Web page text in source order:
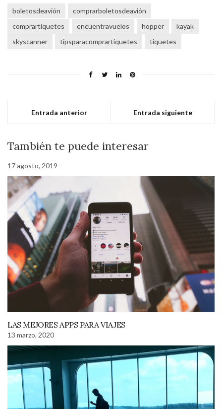
boletosdeavión
comprarboletosdeavión
comprartiquetes
encuentravuelos hopper
kayak
skyscanner
tipsparacomprartiquetes tiquetes
Entrada anterior Entrada siguiente
También te puede interesar
17 agosto, 2019
LAS MEJORES APPS PARA VIAJES
13 marzo, 2020